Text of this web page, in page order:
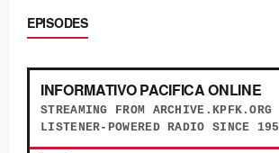
EPISODES
INFORMATIVO PACIFICA ONLINE
STREAMING FROM ARCHIVE.KPFK.ORG
LISTENER-POWERED RADIO SINCE